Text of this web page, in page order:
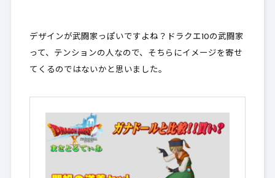
デザインが武闘家っぽいですよね？ドラクエ10の武闘家
って、テンションの人なので、そちらにイメージを寄せ
てくるのではないかと思いました。